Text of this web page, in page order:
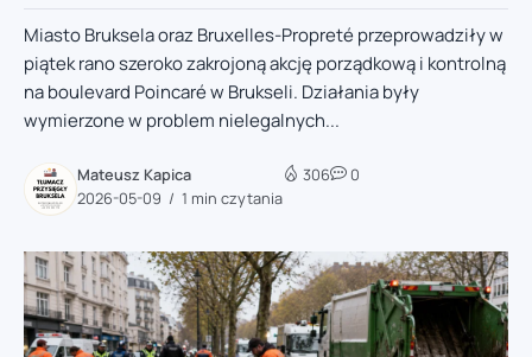
Miasto Bruksela oraz Bruxelles-Propreté przeprowadziły w
piątek rano szeroko zakrojoną akcję porządkową i kontrolną
na boulevard Poincaré w Brukseli. Działania były
wymierzone w problem nielegalnych...
Mateusz Kapica
2026-05-09
1 min czytania
306 0